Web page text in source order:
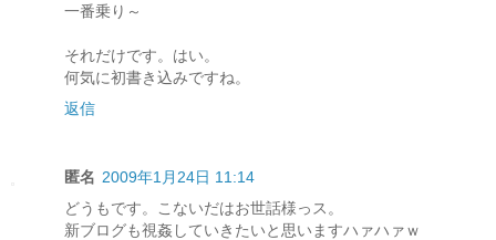
一番乗り～
それだけです。はい。
何気に初書き込みですね。
返信
匿名 2009年1月24日 11:14
どうもです。こないだはお世話様っス。
新ブログも視姦していきたいと思いますハァハァｗ